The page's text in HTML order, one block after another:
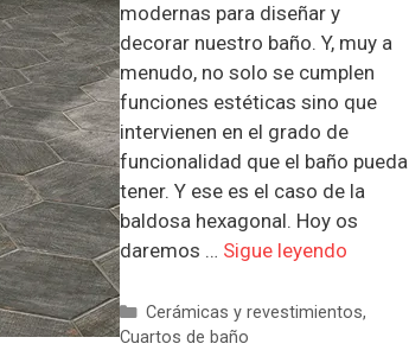
modernas para diseñar y
decorar nuestro baño. Y, muy a
menudo, no solo se cumplen
funciones estéticas sino que
intervienen en el grado de
funcionalidad que el baño pueda
tener. Y ese es el caso de la
baldosa hexagonal. Hoy os
daremos … Sigue leyendo
Categorías
Cerámicas y revestimientos,
Cuartos de baño